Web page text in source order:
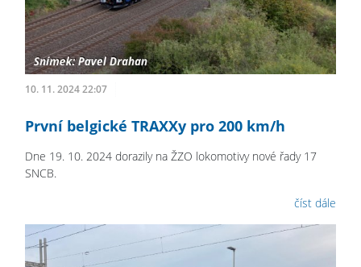
10. 11. 2024 22:07
První belgické TRAXXy pro 200 km/h
Dne 19. 10. 2024 dorazily na ŽZO lokomotivy nové řady 17
SNCB.
číst dále